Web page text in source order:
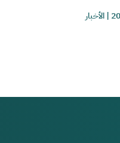
|الأخبار